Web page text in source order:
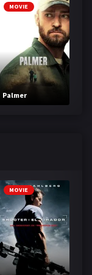
MOVIE
Palmer
MOVIE